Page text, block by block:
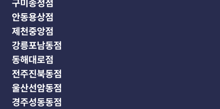
안동용상점
제천중앙점
강릉포남동점
동해대로점
전주진북동점
울산선암동점
경주성동동점